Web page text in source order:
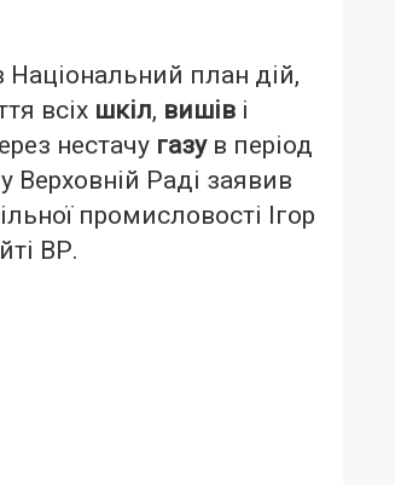
Національний план дій,
всіх шкіл, вишів і
нестачу газув період
Верховній Раді заявив
промисловості Ігор
ВР.